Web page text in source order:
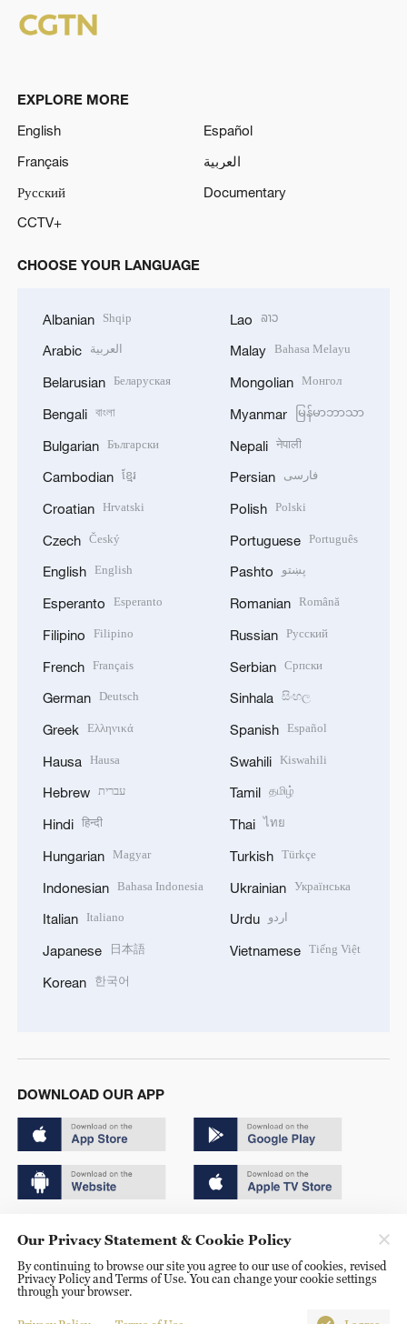
a
y
i
EXPLORE MORE
English
Español
Français
العربية
Русский
Documentary
CCTV+
CHOOSE YOUR LANGUAGE
Albanian Shqip
Arabic العربية
Belarusian Беларуская
Bengali বাংলা
Bulgarian Български
Cambodian ខ្មែរ
Croatian Hrvatski
Czech Český
English English
Esperanto Esperanto
Filipino Filipino
French Français
German Deutsch
Greek Ελληνικά
Hausa Hausa
Hebrew עברית
Hindi हिन्दी
Hungarian Magyar
Indonesian Bahasa Indonesia
Italian Italiano
Japanese 日本語
Korean 한국어
Lao ລາວ
Malay Bahasa Melayu
Mongolian Монгол
Myanmar မြန်မာဘာသာ
Nepali नेपाली
Persian فارسی
Polish Polski
Portuguese Português
Pashto پښتو
Romanian Română
Russian Русский
Serbian Српски
Sinhala සිංහල
Spanish Español
Swahili Kiswahili
Tamil தமிழ்
Thai ไทย
Turkish Türkçe
Ukrainian Українська
Urdu اردو
Vietnamese Tiếng Việt
DOWNLOAD OUR APP
京ICP备20000184号
京公网安备 11010502050052号
Disinformation report hotline: 010-85061466
Our Privacy Statement & Cookie Policy
By continuing to browse our site you agree to our use of cookies, revised
Privacy Policy and Terms of Use. You can change your cookie settings
through your browser.